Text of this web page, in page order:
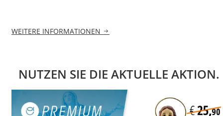
WEITERE INFORMATIONEN
NUTZEN SIE DIE AKTUELLE AKTION.